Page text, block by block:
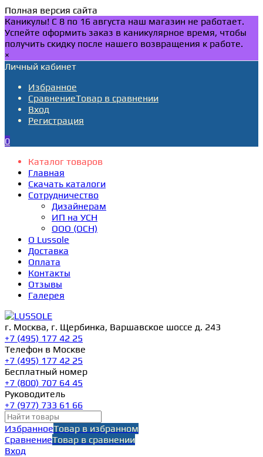
Полная версия сайта
Каникулы! С 8 по 16 августа наш магазин не работает.
Успейте оформить заказ в каникулярное время, чтобы
получить скидку после нашего возвращения к работе.
×
Личный кабинет
Избранное
СравнениеТовар в сравнении
Вход
Регистрация
0
Каталог товаров
Главная
Скачать каталоги
Сотрудничество
Дизайнерам
ИП на УСН
ООО (ОСН)
О Lussole
Доставка
Оплата
Контакты
Отзывы
Галерея
г. Москва, г. Щербинка, Варшавское шоссе д. 243
+7 (495) 177 42 25
Телефон в Москве
+7 (495) 177 42 25
Бесплатный номер
+7 (800) 707 64 45
Руководитель
+7 (977) 733 61 66
ИзбранноеТовар в избранном
СравнениеТовар в сравнении
Вход